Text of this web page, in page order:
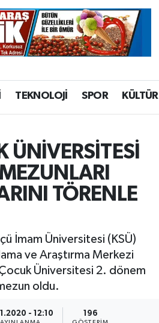
TEKNOLOJİ SPOR KÜLTÜR
ÜNİVERSİTESİ
TÖRENLE
İmam Üniversitesi (KSÜ)
ve Araştırma Merkezi
Üniversitesi 2. dönem
oldu.
- 12:10 196
ve Fikstür